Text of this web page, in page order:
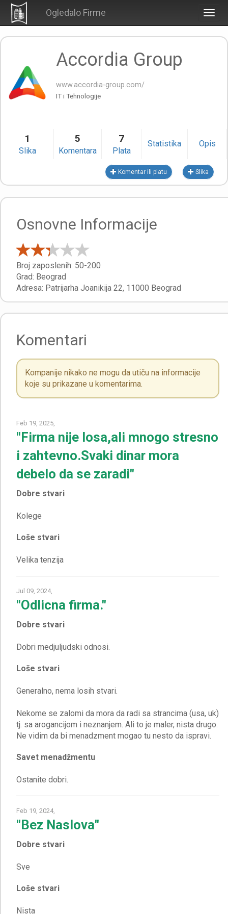
Ogledalo Firme
Accordia Group
www.accordia-group.com/
IT i Tehnologije
1
Slika
5
Komentara
7
Plata
Statistika Opis
Komentar ili platu Slika
Osnovne Informacije
Broj zaposlenih: 50-200
Grad: Beograd
Adresa: Patrijarha Joanikija 22, 11000 Beograd
Komentari
Kompanije nikako ne mogu da utiču na informacije
koje su prikazane u komentarima.
Feb 19, 2025,
"Firma nije losa,ali mnogo stresno
i zahtevno.Svaki dinar mora
debelo da se zaradi"
Dobre stvari
Loše stvari
Jul 09, 2024,
"Odlicna firma."
Dobre stvari
Loše stvari
Generalno, nema losih stvari.
Nekome se zalomi da mora da radi sa strancima (usa, uk)
tj. sa arogancijom i neznanjem. Ali to je maler, nista drugo.
Savet menadžmentu
Feb 19, 2024,
"Bez Naslova"
Dobre stvari
Loše stvari